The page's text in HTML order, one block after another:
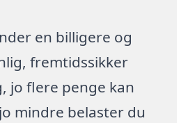
en billigere og
fremtidssikker
jo flere penge kan
mindre belaster du